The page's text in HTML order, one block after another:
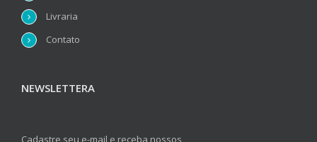
Livraria
Contato
NEWSLETTERA
Cadastre seu e-mail e receba nossos